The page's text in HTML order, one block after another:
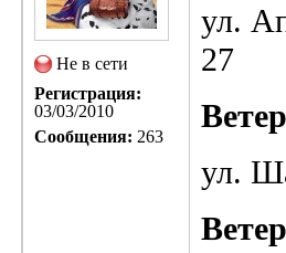
Не в сети
Регистрация:
03/03/2010
Сообщения: 263
ул.
27
ул.